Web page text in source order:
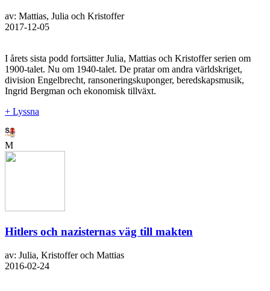
av: Mattias, Julia och Kristoffer
2017-12-05
I årets sista podd fortsätter Julia, Mattias och Kristoffer serien om
1900-talet. Nu om 1940-talet. De pratar om andra världskriget,
division Engelbrecht, ransoneringskuponger, beredskapsmusik,
Ingrid Bergman och ekonomisk tillväxt.
+ Lyssna
M
Hitlers och nazisternas väg till makten
av: Julia, Kristoffer och Mattias
2016-02-24